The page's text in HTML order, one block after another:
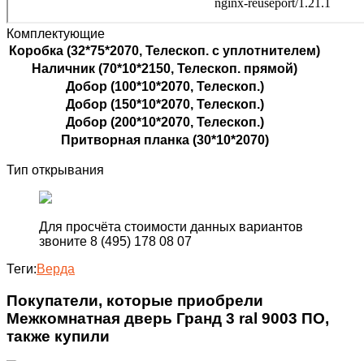
Комплектующие
Коробка (32*75*2070, Телескоп. с уплотнителем)
Наличник (70*10*2150, Телескоп. прямой)
Добор (100*10*2070, Телескоп.)
Добор (150*10*2070, Телескоп.)
Добор (200*10*2070, Телескоп.)
Притворная планка (30*10*2070)
Тип открывания
Для просчёта стоимости данных вариантов
звоните 8 (495) 178 08 07
Теги:Верда
Покупатели, которые приобрели
Межкомнатная дверь Гранд 3 ral 9003 ПО,
также купили